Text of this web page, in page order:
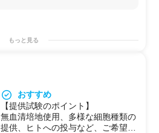
もっと見る
おすすめ
【提供試験のポイント】
無血清培地使用、多様な細胞種類の
提供、ヒトへの投与など、ご希望に